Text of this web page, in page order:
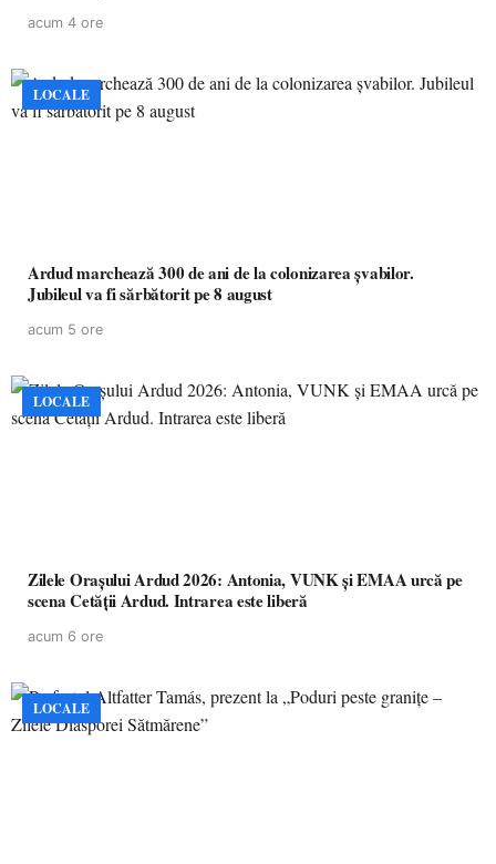
acum 4 ore
LOCALE
Ardud marchează 300 de ani de la colonizarea șvabilor.
Jubileul va fi sărbătorit pe 8 august
acum 5 ore
LOCALE
Zilele Orașului Ardud 2026: Antonia, VUNK și EMAA urcă pe
scena Cetății Ardud. Intrarea este liberă
acum 6 ore
LOCALE